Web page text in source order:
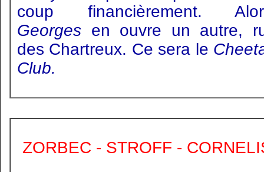
coup financièrement.
Georges en ouvre un autre,
des Chartreux. Ce sera le
Club.
ZORBEC - STROFF -